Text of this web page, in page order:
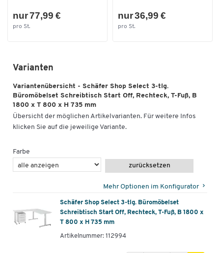
nur 77,99 €
pro St.
nur 36,99 €
pro St.
Varianten
Variantenübersicht - Schäfer Shop Select 3-tlg.
Büromöbelset Schreibtisch Start Off, Rechteck, T-Fuß, B
1800 x T 800 x H 735 mm
Übersicht der möglichen Artikelvarianten. Für weitere Infos
klicken Sie auf die jeweilige Variante.
Farbe
zurücksetzen
Mehr Optionen im Konfigurator
Schäfer Shop Select 3-tlg. Büromöbelset
Schreibtisch Start Off, Rechteck, T-Fuß, B 1800 x
T 800 x H 735 mm
Artikelnummer: 112994